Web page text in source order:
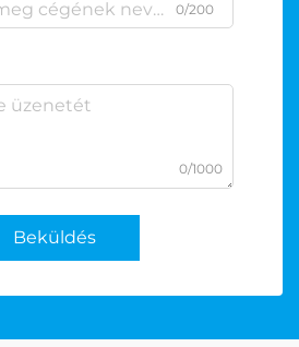
0/200
0/1000
Beküldés